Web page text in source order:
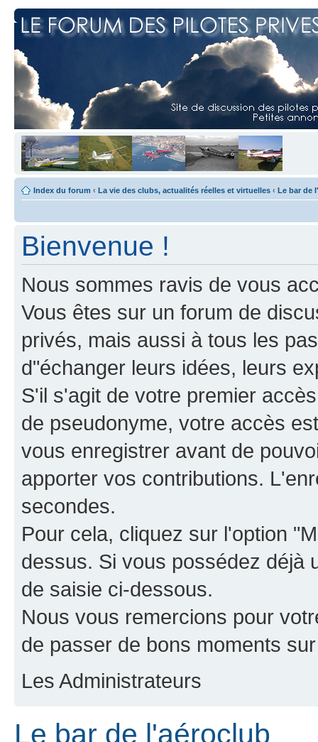
Index du forum ‹ La vie des clubs, actualités réelles et virtuelles ‹ Le bar de
Bienvenue !
Nous sommes ravis de vous
Vous êtes sur un forum de
privés, mais aussi à tous les
d"échanger leurs idées, leurs
S'il s'agit de votre premier
de pseudonyme, votre accès
vous enregistrer avant de
apporter vos contributions.
secondes.
Pour cela, cliquez sur l'option
dessus. Si vous possédez déjà
de saisie ci-dessous.
Nous vous remercions pour
de passer de bons moments
Les Administrateurs
Le bar de l'aéroclub